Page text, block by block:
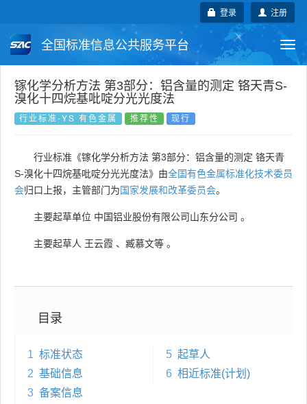
注册
登录
全国标准信息公共服务平台
国家标准 行业标准 地方标准
团体标准 企业标准
国外标准 技术委员会
镓化学分析方法 第3部分：铝含量的测定 铬天青S-
溴化十四烷基吡啶分光光度法
行业标准-YS 有色金属 推荐性 现行
行业标准《镓化学分析方法 第3部分：铝含量的测定 铬天青
S-溴化十四烷基吡啶分光光度法》由全国有色金属标准化技术委员
会归口上报，主管部门为国家发展和改革委员会。
主要起草单位 中国铝业股份有限公司山东分公司 。
主要起草人 王云霞 、 臧慕文等 。
目录
1 标准状态
2 基础信息
3 备案信息
5 起草人
6 相近标准(计划)